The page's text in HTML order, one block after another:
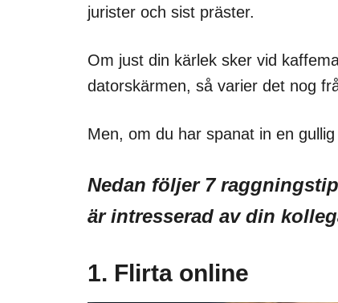
jurister och sist präster.
Om just din kärlek sker vid
datorskärmen, så varier det nog
Men, om du har spanat in en
Nedan följer 7
är intresserad av din
1. Flirta online